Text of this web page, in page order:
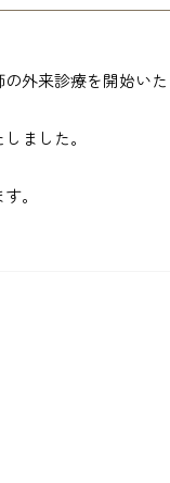
外来診療を開始いた
ました。
。